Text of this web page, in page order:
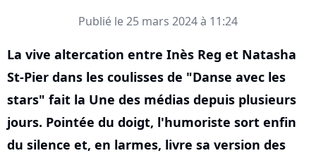
Publié le 25 mars 2024 à 11:24
La vive altercation entre Inès Reg et Natasha
St-Pier dans les coulisses de "Danse avec les
stars" fait la Une des médias depuis plusieurs
jours. Pointée du doigt, l'humoriste sort enfin
du silence et, en larmes, livre sa version des